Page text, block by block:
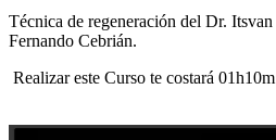
Técnica de regeneración del Dr.
Fernando Cebrián.
Realizar este Curso te costará 01h10m